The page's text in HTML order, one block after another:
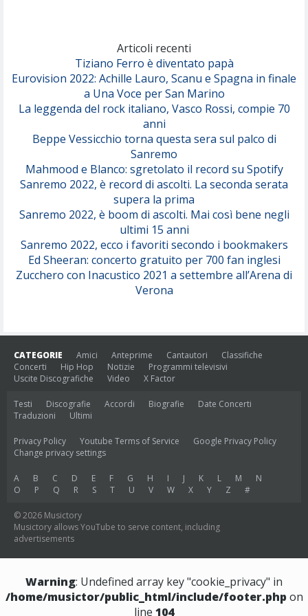
Serenamente
Articoli recenti
Tiziano Ferro è diventato papà
Eurovision 2022: Achille Lauro, Scanu e Spagna in finale
a Una Voce per San Marino
La leggenda del rock italiano, Vasco Rossi, compie 70
anni
Beppe Vessicchio torna questa sera sul palco di
Sanremo
Mahmood e Blanco: sgretolato il record su Spotify
Sanremo 2022, è record di ascolti. La seconda serata
supera la prima
Sanremo 2022, è boom di ascolti. Mai così bene negli
ultimi 15 anni
Sanremo 2022, ecco i favoriti secondo i bookmakers
Ed Sheeran: concerto gratuito per 700 fan inglesi
Zucchero con Inacustico 2021 a settembre all’Arena di
Verona
CATEGORIE Amici Anteprime Cantautori
Classifiche
Concerti
Hip Hop Notizie
Programmi televisivi
Uscite Discografiche
Video X Factor
Testi Discografie Accordi Biografie
Date Concerti
Traduzioni
Ultimi
Privacy Policy Youtube Terms of Service
Google Privacy Policy
Change privacy settings
A B C D E F G H I J K L M
N
O
P Q R S T U V W X Y Z #
© 2026 Musictory
Musictory allows YouTube to serve content, including
advertisements
Warning: Undefined array key "cookie_privacy" in
/home/musictor/public_html/include/footer.php on
line 104